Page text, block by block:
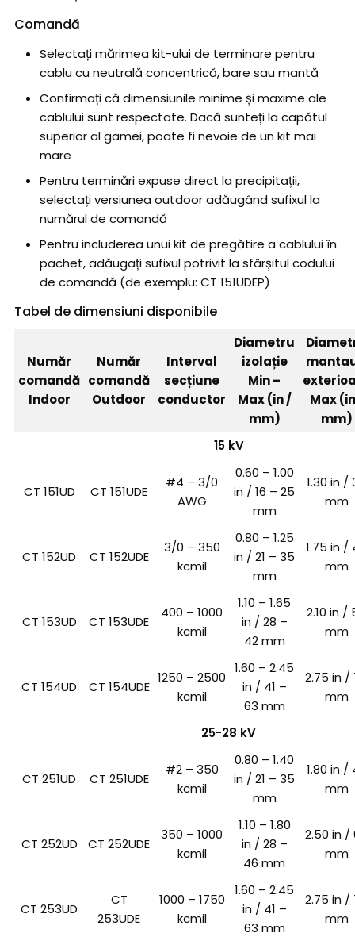
Comandă
Selectați mărimea kit-ului de terminare pentru
cablu cu neutrală concentrică, bare sau mantă
Confirmați că dimensiunile minime și maxime ale
cablului sunt respectate. Dacă sunteți la capătul
superior al gamei, poate fi nevoie de un kit mai
mare
Pentru terminări expuse direct la precipitații,
selectați versiunea outdoor adăugând sufixul la
numărul de comandă
Pentru includerea unui kit de pregătire a cablului în
pachet, adăugați sufixul potrivit la sfârșitul codului
de comandă (de exemplu: CT 151UDEP)
Tabel de dimensiuni disponibile
Număr
comandă
Indoor
Număr
comandă
Outdoor
Interval
secțiune
conductor
Diametru
izolație
Min –
Max (in /
mm)
Max
mm)
15 kV
CT 151UD CT 151UDE
#4 – 3/0
AWG
0.60 – 1.00
in / 16 – 25
mm
1.30 in /
mm
CT 152UD CT 152UDE
3/0 – 350
kcmil
0.80 – 1.25
in / 21 – 35
mm
1.75 in /
mm
CT 153UD CT 153UDE
400 – 1000
kcmil
1.10 – 1.65
in / 28 –
42 mm
2.10 in /
mm
CT 154UD CT 154UDE
1250 – 2500
kcmil
1.60 – 2.45
in / 41 –
63 mm
2.75 in /
mm
25-28 kV
CT 251UD CT 251UDE
#2 – 350
kcmil
0.80 – 1.40
in / 21 – 35
mm
1.80 in /
mm
CT 252UD CT 252UDE
350 – 1000
kcmil
1.10 – 1.80
in / 28 –
46 mm
2.50 in /
mm
CT 253UD
CT
253UDE
1000 – 1750
kcmil
1.60 – 2.45
in / 41 –
63 mm
2.75 in /
mm